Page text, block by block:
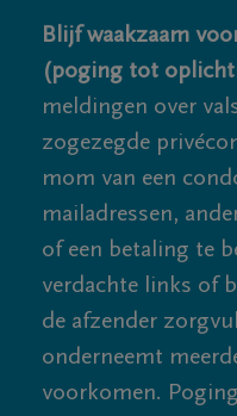
Blijf waakzaam
(poging tot
meldingen over
zogezegde
mom van een
mailadressen,
of een betaling te
verdachte links of
de afzender
onderneemt
voorkomen.